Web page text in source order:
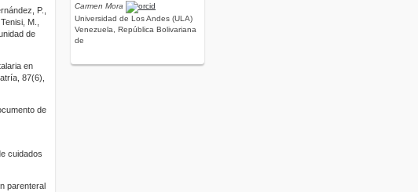
Carmen Mora
Universidad de Los Andes (ULA)
Venezuela, República Bolivariana
de
P.,
M.,
de
en
87(6),
de
cuidados
parenteral